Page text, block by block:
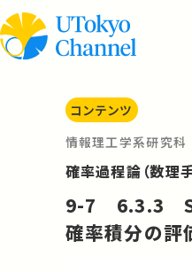
コンテンツ
情報理工学系研究科
確率過程論（数理
9-7 6.3.3
確率積分の評